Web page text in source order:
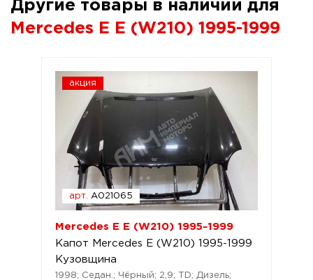
Другие товары в наличии для
Mercedes E E (W210) 1995-1999
акция
арт. A021065
Mercedes E E (W210) 1995-1999
Капот Mercedes E (W210) 1995-1999
Кузовщина
1998; Седан.; Чёрный; 2,9; TD; Дизель;